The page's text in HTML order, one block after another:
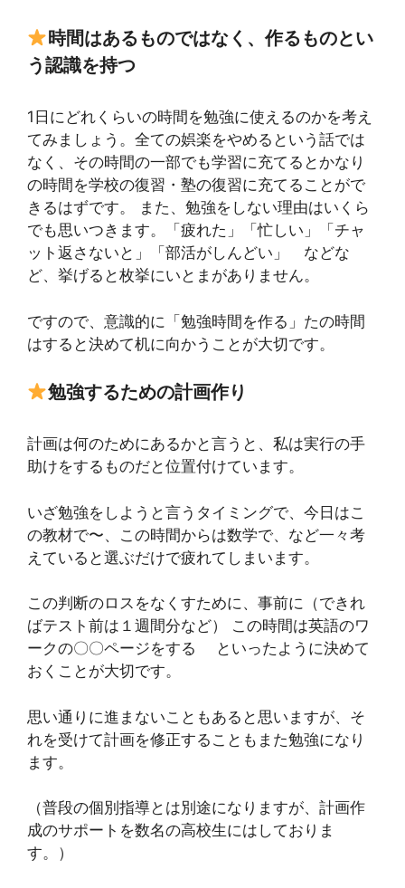
時間はあるものではなく、作るものとい
う認識を持つ
1日にどれくらいの時間を勉強に使えるのかを考え
てみましょう。全ての娯楽をやめるという話では
なく、その時間の一部でも学習に充てるとかなり
の時間を学校の復習・塾の復習に充てることがで
きるはずです。 また、勉強をしない理由はいくら
でも思いつきます。「疲れた」「忙しい」「チャ
ット返さないと」「部活がしんどい」 などな
ど、挙げると枚挙にいとまがありません。
ですので、意識的に「勉強時間を作る」たの時間
はすると決めて机に向かうことが大切です。
勉強するための計画作り
計画は何のためにあるかと言うと、私は実行の手
助けをするものだと位置付けています。
いざ勉強をしようと言うタイミングで、今日はこ
の教材で〜、この時間からは数学で、など一々考
えていると選ぶだけで疲れてしまいます。
この判断のロスをなくすために、事前に（できれ
ばテスト前は１週間分など） この時間は英語のワ
ークの〇〇ページをする といったように決めて
おくことが大切です。
思い通りに進まないこともあると思いますが、そ
れを受けて計画を修正することもまた勉強になり
ます。
（普段の個別指導とは別途になりますが、計画作
成のサポートを数名の高校生にはしておりま
す。）